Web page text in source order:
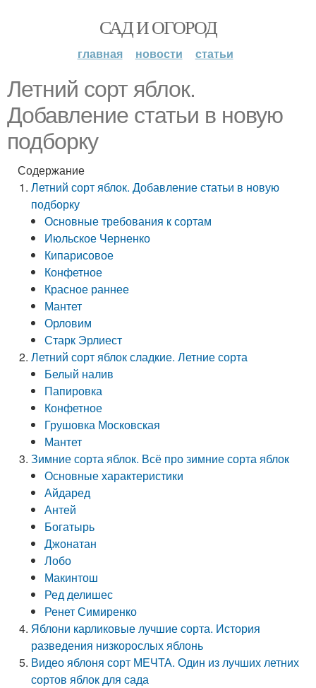
САД И ОГОРОД
главная новости статьи
Летний сорт яблок.
Добавление статьи в новую
подборку
Содержание
Летний сорт яблок. Добавление статьи в новую
подборку
Основные требования к сортам
Июльское Черненко
Кипарисовое
Конфетное
Красное раннее
Мантет
Орловим
Старк Эрлиест
Летний сорт яблок сладкие. Летние сорта
Белый налив
Папировка
Конфетное
Грушовка Московская
Мантет
Зимние сорта яблок. Всё про зимние сорта яблок
Основные характеристики
Айдаред
Антей
Богатырь
Джонатан
Лобо
Макинтош
Ред делишес
Ренет Симиренко
Яблони карликовые лучшие сорта. История
разведения низкорослых яблонь
Видео яблоня сорт МЕЧТА. Один из лучших летних
сортов яблок для сада